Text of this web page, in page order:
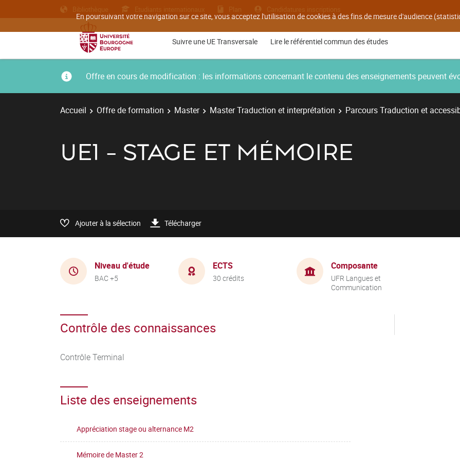
En poursuivant votre navigation sur ce site, vous acceptez l'utilisation de cookies à des fins de mesure d'audience
Bibliothèque Etudiants internationaux Plan Candidatures inscriptions
Suivre une UE Transversale Lire le référentiel commun des études
Offre en cours de modification : les informations concernant le contenu des enseignements peuvent
Accueil Offre de formation Master Master Traduction et interprétation Parcours Traduction et
UE1 - STAGE ET MÉMOIRE
Ajouter à la sélection Télécharger
Niveau d'étude
BAC +5
ECTS
30 crédits
Composante
UFR Langues et
Communication
Contrôle des connaissances
Contrôle Terminal
Liste des enseignements
Appréciation stage ou alternance M2
Mémoire de Master 2